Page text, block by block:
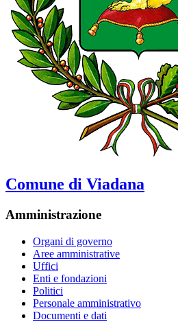
Comune di Viadana
Amministrazione
Organi di governo
Aree amministrative
Uffici
Enti e fondazioni
Politici
Personale amministrativo
Documenti e dati